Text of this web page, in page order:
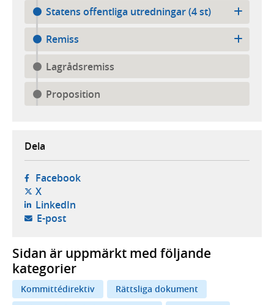
Statens offentliga utredningar (4 st)
Remiss
Lagrådsremiss
Proposition
Dela
Facebook- öppnas i ny flik, extern webbplats,
X- öppnas i ny flik, extern webbplats,
LinkedIn- öppnas i ny flik, extern webbplats,
E-post- öppnar din e-postklient,
Sidan är uppmärkt med följande
kategorier
Kommittédirektiv
Rättsliga dokument